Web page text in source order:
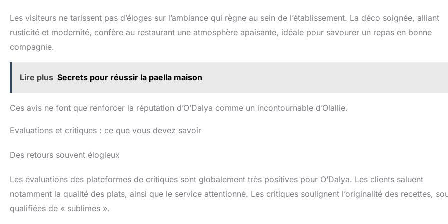
Les visiteurs ne tarissent pas d’éloges sur l’ambiance qui règne au sein de l’établissement. La déco soignée, alliant
rusticité et modernité, confère au restaurant une atmosphère apaisante, idéale pour savourer un repas en bonne
compagnie.
Lire plus Secrets pour réussir la paella maison
Ces avis ne font que renforcer la réputation d’O’Dalya comme un incontournable d’Olallie.
Evaluations et critiques : ce que vous devez savoir
Des retours souvent élogieux
Les évaluations des plateformes de critiques sont globalement très positives pour O’Dalya. Les clients saluent
notamment la qualité des plats, ainsi que le service attentionné. Les critiques soulignent l’originalité des recettes,
qualifiées de « sublimes ».